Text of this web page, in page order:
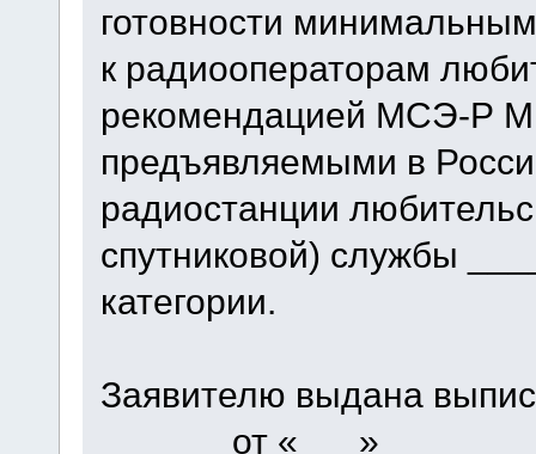
готовности
к радиооператорам
рекомендацией МСЭ-Р
предъявляемыми в
радиостанции
спутниковой) службы
категории.
Заявителю выдана
______ от «___»